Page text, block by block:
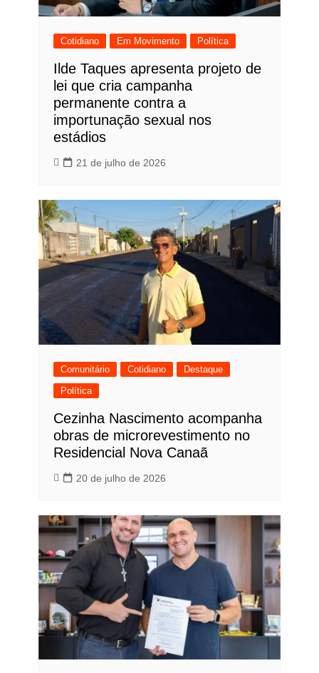
Cotidiano Em Movimento Política
Ilde Taques apresenta projeto de
lei que cria campanha
permanente contra a
importunação sexual nos
estádios
21 de julho de 2026
Comunitário Cotidiano
Destaque
Política
Cezinha Nascimento acompanha
obras de microrevestimento no
Residencial Nova Canaã
20 de julho de 2026